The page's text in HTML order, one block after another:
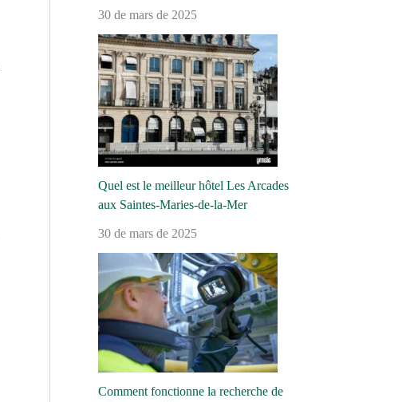
30 de mars de 2025
Quel est le meilleur hôtel Les Arcades
aux Saintes-Maries-de-la-Mer
30 de mars de 2025
Comment fonctionne la recherche de